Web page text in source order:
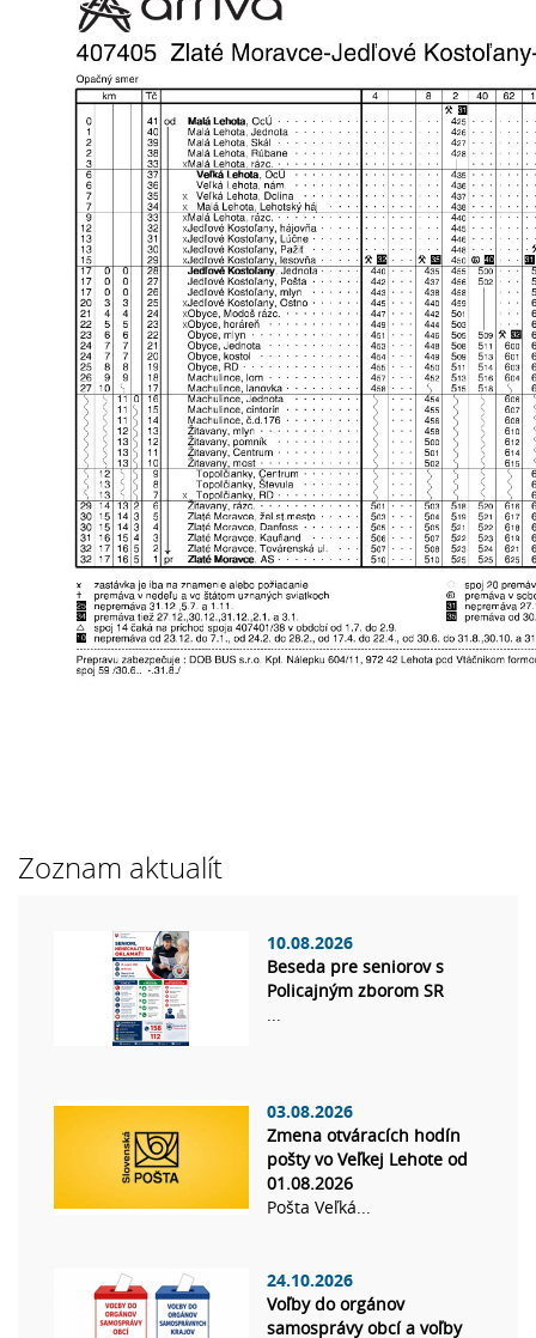
Zoznam aktualít
10.08.2026
Beseda pre seniorov s
Policajným zborom SR
...
03.08.2026
Zmena otváracích hodín
pošty vo Veľkej Lehote od
01.08.2026
Pošta Veľká...
24.10.2026
Voľby do orgánov
samosprávy obcí a voľby